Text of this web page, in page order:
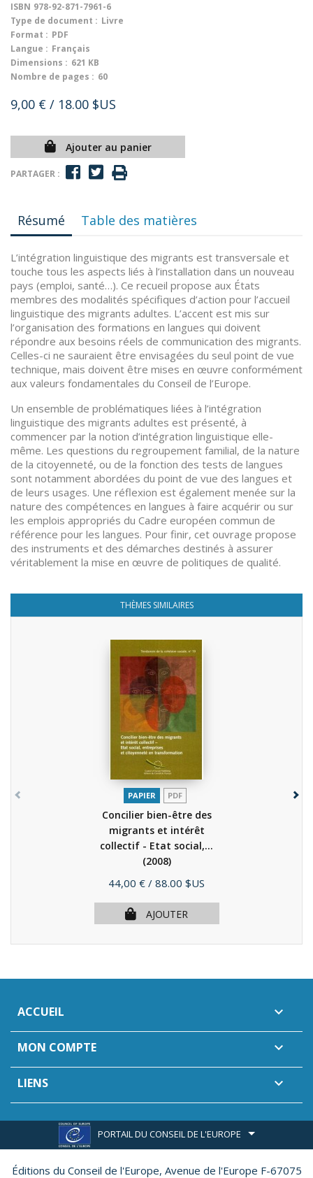
ISBN 978-92-871-7961-6
Type de document : Livre
Format : PDF
Langue : Français
Dimensions : 621 KB
Nombre de pages : 60
9,00 € / 18.00 $US
Ajouter au panier
PARTAGER :
Résumé Table des matières
L’intégration linguistique des migrants est transversale et
touche tous les aspects liés à l’installation dans un nouveau
pays (emploi, santé…). Ce recueil propose aux États
membres des modalités spécifiques d’action pour l’accueil
linguistique des migrants adultes. L’accent est mis sur
l’organisation des formations en langues qui doivent
répondre aux besoins réels de communication des migrants.
Celles-ci ne sauraient être envisagées du seul point de vue
technique, mais doivent être mises en œuvre conformément
aux valeurs fondamentales du Conseil de l’Europe.
Un ensemble de problématiques liées à l’intégration
linguistique des migrants adultes est présenté, à
commencer par la notion d’intégration linguistique elle-
même. Les questions du regroupement familial, de la nature
de la citoyenneté, ou de la fonction des tests de langues
sont notamment abordées du point de vue des langues et
de leurs usages. Une réflexion est également menée sur la
nature des compétences en langues à faire acquérir ou sur
les emplois appropriés du Cadre européen commun de
référence pour les langues. Pour finir, cet ouvrage propose
des instruments et des démarches destinés à assurer
véritablement la mise en œuvre de politiques de qualité.
THÈMES SIMILAIRES
PAPIER PDF
Concilier bien-être des
migrants et intérêt
collectif - Etat social,...
(2008)
Prix
44,00 € / 88.00 $US
AJOUTER
ACCUEIL 
MON COMPTE 
LIENS 
PORTAIL DU CONSEIL DE L'EUROPE
Éditions du Conseil de l'Europe, Avenue de l'Europe F-67075